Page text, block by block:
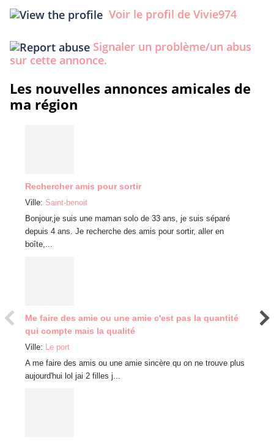
Voir le profil de Vivie974
Signaler un problème/un abus
sur cette annonce.
Les nouvelles annonces amicales de
ma région
Rechercher amis pour sortir
Ville: Saint-benoit
Bonjour,je suis une maman solo de 33 ans, je suis séparé
depuis 4 ans. Je recherche des amis pour sortir, aller en
boîte,...
Me faire des amie ou une amie c'est pas la quantité
qui compte mais la qualité
Ville: Le port
A me faire des amis ou une amie sincère qu on ne trouve plus
aujourd'hui lol jai 2 filles j...
Ville: